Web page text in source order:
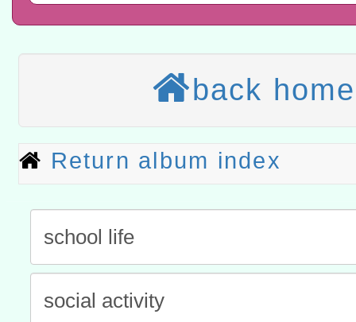
北場」計畫
班」招生簡章及EDM
共融平台-教案暨教學示範
教育部國民及學前教育署
擴大為「滿6個月以上尚
措施，延長至115年9月28
研究院辦理「115年表揚
位及節水達人選拔活動」
115年8月22日(星期六)辦
市孔廟祈福系列活動—儒
航」
2026年桃園地景藝術節教
「2026桃園藝術巡演」活
宜
轉知教育部國民及學前教
灣師範大學辦理「114至
進學校輔導計畫師資專業
函轉國家教育研究院中心
民族教育政策研討會「原
轉知教育部國民及學前教
back home
Return album index